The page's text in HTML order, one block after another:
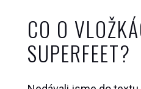
CO O
SUPERFEET?